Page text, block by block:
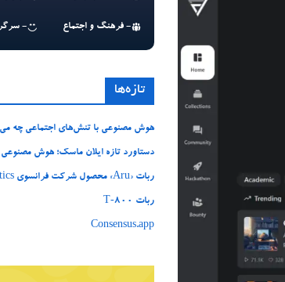
- فرهنگ و اجتماع -
تازه‌ها
هوش مصنوعی با تنش‌های اجتماعی چه
دستاورد تازه ایلان ماسک؛ هوش مصنوعی
ربات «Aru» محصول شرکت فرانسوی Nio Robotics
ربات T‑800
Consensus.app